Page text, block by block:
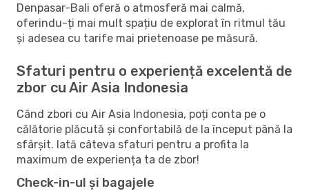
Denpasar-Bali oferă o atmosferă mai calmă,
oferindu-ți mai mult spațiu de explorat în ritmul tău
și adesea cu tarife mai prietenoase pe măsură.
Sfaturi pentru o experiență excelentă de
zbor cu Air Asia Indonesia
Când zbori cu Air Asia Indonesia, poți conta pe o
călătorie plăcută și confortabilă de la început până la
sfârșit. Iată câteva sfaturi pentru a profita la
maximum de experiența ta de zbor!
Check-in-ul și bagajele